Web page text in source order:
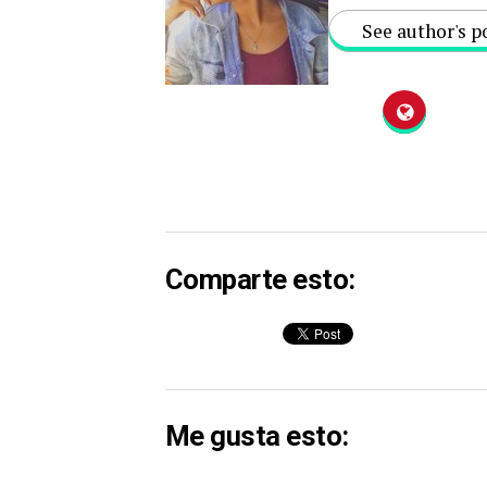
See author's
Comparte esto:
Me gusta esto: